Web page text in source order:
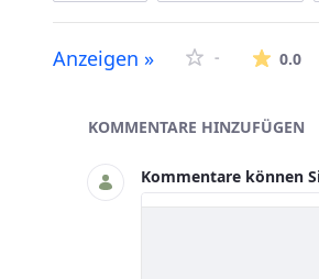
Anzeigen » - 0.0
Asset-Herausgeber
KOMMENTARE HINZUFÜGEN
Kommentare können